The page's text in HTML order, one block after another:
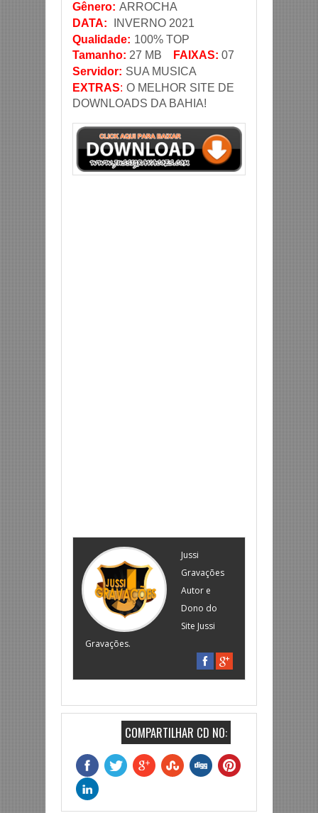
Gênero: ARROCHA
DATA:
INVERNO 2021
Qualidade: 100% TOP
Tamanho: 27 MB FAIXAS: 07
Servidor: SUA MUSICA
EXTRAS: O MELHOR SITE DE
DOWNLOADS DA BAHIA!
Jussi
Gravações
Autor e
Dono do
Site Jussi
Gravações.
COMPARTILHAR CD NO: